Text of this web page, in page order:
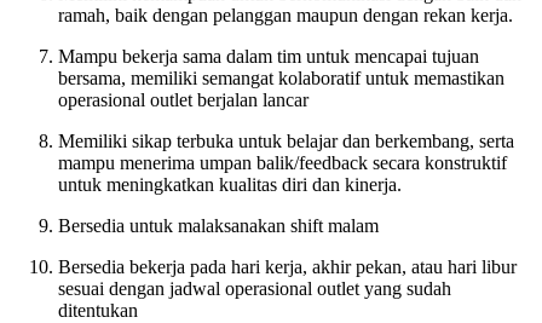
ramah, baik dengan pelanggan maupun dengan rekan kerja.
Mampu bekerja sama dalam tim untuk mencapai tujuan
bersama, memiliki semangat kolaboratif untuk memastikan
operasional outlet berjalan lancar
Memiliki sikap terbuka untuk belajar dan berkembang, serta
mampu menerima umpan balik/feedback secara konstruktif
untuk meningkatkan kualitas diri dan kinerja.
Bersedia untuk malaksanakan shift malam
Bersedia bekerja pada hari kerja, akhir pekan, atau hari libur
sesuai dengan jadwal operasional outlet yang sudah
ditentukan